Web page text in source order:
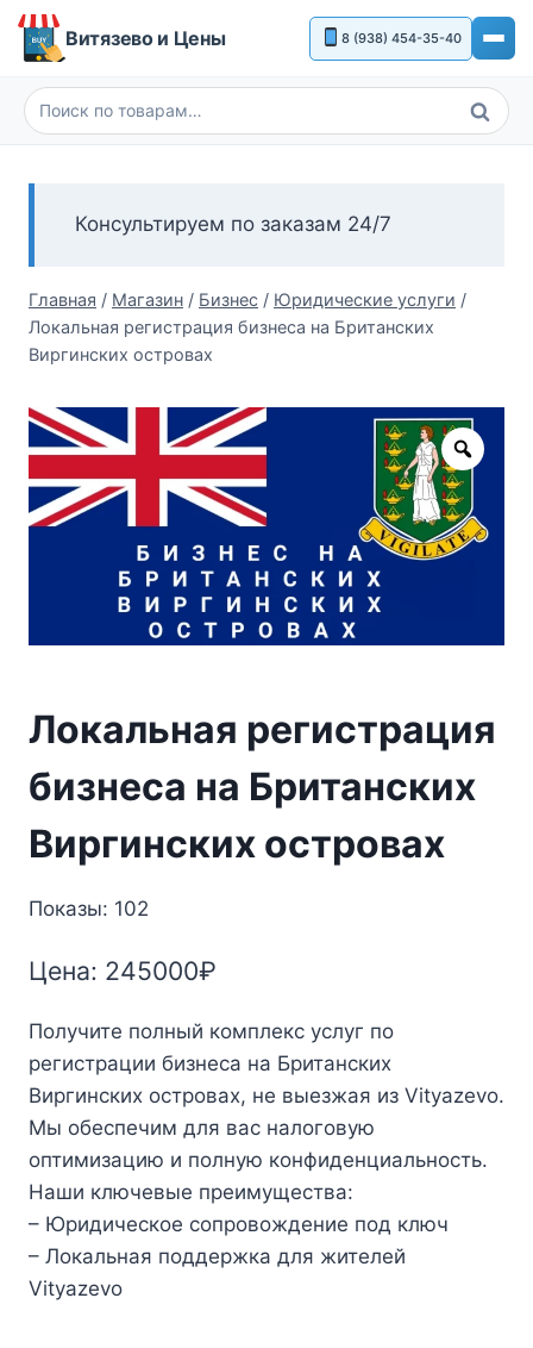
Перейти
Витязево и Цены 8 (938) 454-35-40
Искать:
Поиск
Консультируем по заказам 24/7
Главная / Магазин / Бизнес / Юридические услуги /
Локальная регистрация бизнеса на Британских
Виргинских островах
Zoom
Локальная регистрация
бизнеса на Британских
Виргинских островах
Показы: 102
Цена: 245000₽
Получите полный комплекс услуг по
регистрации бизнеса на Британских
Виргинских островах, не выезжая из Vityazevo.
Мы обеспечим для вас налоговую
оптимизацию и полную конфиденциальность.
Наши ключевые преимущества:
– Юридическое сопровождение под ключ
– Локальная поддержка для жителей
Vityazevo